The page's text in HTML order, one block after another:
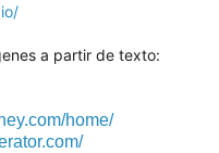
a partir de texto:
home/